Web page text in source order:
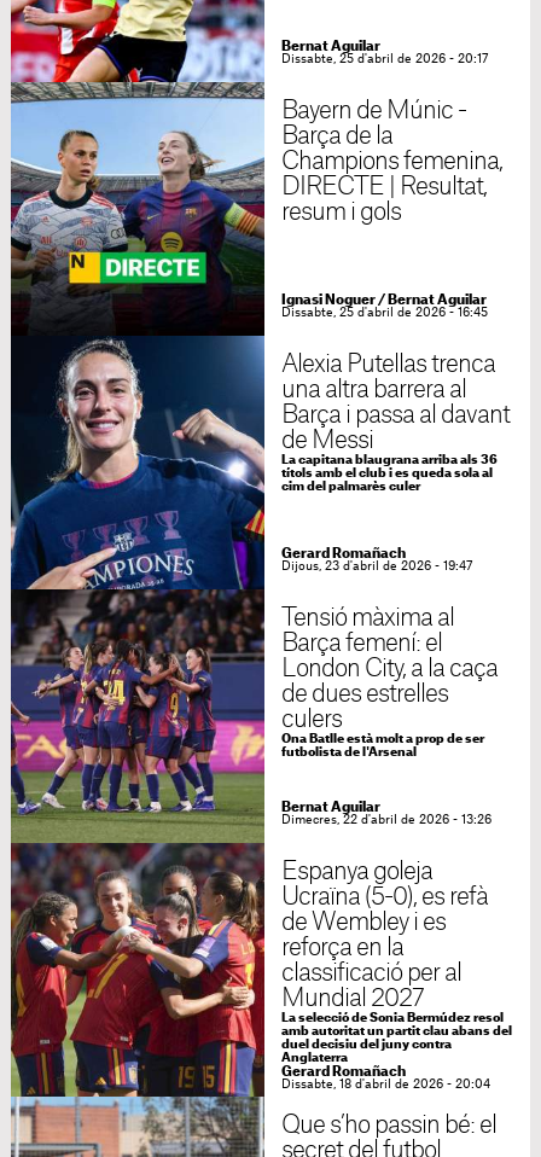
Bernat Aguilar
Dissabte, 25 d'abril de 2026 - 20:17
Bayern de Múnic -
Barça de la
Champions femenina,
DIRECTE | Resultat,
resum i gols
Ignasi Noguer/ Bernat Aguilar
Dissabte, 25 d'abril de 2026 - 16:45
Alexia Putellas trenca
una altra barrera al
Barça i passa al davant
de Messi
La capitana blaugrana arriba als 36
títols amb el club i es queda sola al
cim del palmarès culer
Gerard Romañach
Dijous, 23 d'abril de 2026 - 19:47
Tensió màxima al
Barça femení: el
London City, a la caça
de dues estrelles
culers
Ona Batlle està molt a prop de ser
futbolista de l'Arsenal
Bernat Aguilar
Dimecres, 22 d'abril de 2026 - 13:26
Espanya goleja
Ucraïna (5-0), es refà
de Wembley i es
reforça en la
classificació per al
Mundial 2027
La selecció de Sonia Bermúdez resol
amb autoritat un partit clau abans del
duel decisiu del juny contra
Anglaterra
Gerard Romañach
Dissabte, 18 d'abril de 2026 - 20:04
Que s’ho passin bé: el
secret del futbol